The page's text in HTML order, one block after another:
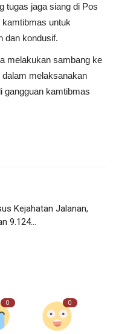
tugas jaga siang di Pos
kamtibmas untuk
dan kondusif.
melakukan sambang ke
melaksanakan
gangguan kamtibmas
Kejahatan Jalanan,
9.124...
0 0